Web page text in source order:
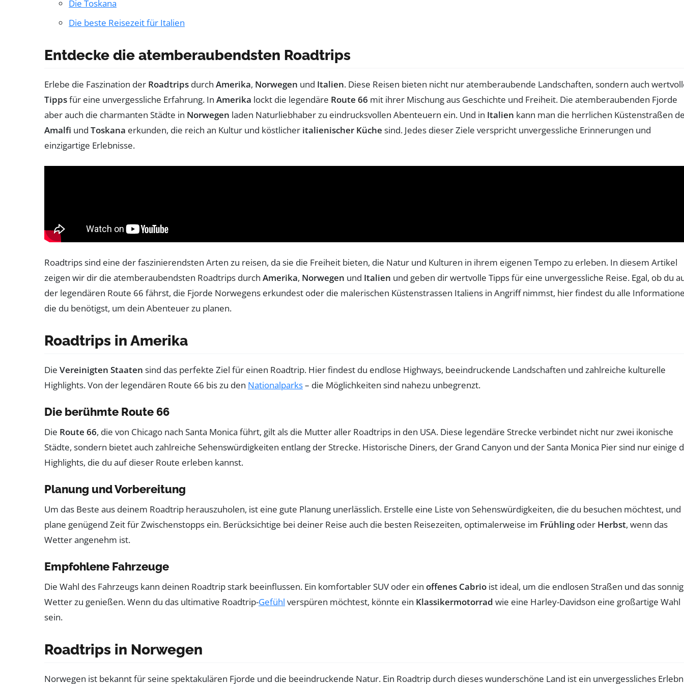
Die Toskana
Die beste Reisezeit für Italien
Entdecke die atemberaubendsten Roadtrips
Erlebe die Faszination der Roadtrips durch Amerika, Norwegen und Italien. Diese Reisen bieten nicht nur atemberaubende Landschaften, sondern auch
Tippsfür eine unvergessliche Erfahrung. In Amerika lockt die legendäre Route 66 mit ihrer Mischung aus Geschichte und Freiheit. Die atemberaubenden Fjorde
aber auch die charmanten Städte in Norwegen laden Naturliebhaber zu eindrucksvollen Abenteuern ein. Und in Italien kann man die herrlichen Küstenstraßen
Amalfi und Toskana erkunden, die reich an Kultur und köstlicher italienischer Küche sind. Jedes dieser Ziele verspricht unvergessliche Erinnerungen und
einzigartige Erlebnisse.
Roadtrips sind eine der faszinierendsten Arten zu reisen, da sie die Freiheit bieten, die Natur und Kulturen in ihrem eigenen Tempo zu erleben. In diesem Artikel
zeigen wir dir die atemberaubendsten Roadtrips durch Amerika, Norwegen und Italien und geben dir wertvolle Tipps für eine unvergessliche Reise. Egal, ob du
der legendären Route 66 fährst, die Fjorde Norwegens erkundest oder die malerischen Küstenstrassen Italiens in Angriff nimmst, hier findest du alle
die du benötigst, um dein Abenteuer zu planen.
Roadtrips in Amerika
Die Vereinigten Staaten sind das perfekte Ziel für einen Roadtrip. Hier findest du endlose Highways, beeindruckende Landschaften und zahlreiche kulturelle
Highlights. Von der legendären Route 66 bis zu den Nationalparks– die Möglichkeiten sind nahezu unbegrenzt.
Die berühmte Route 66
Die Route 66, die von Chicago nach Santa Monica führt, gilt als die Mutter aller Roadtrips in den USA. Diese legendäre Strecke verbindet nicht nur zwei ikonische
Städte, sondern bietet auch zahlreiche Sehenswürdigkeiten entlang der Strecke. Historische Diners, der Grand Canyon und der Santa Monica Pier sind nur einige
Highlights, die du auf dieser Route erleben kannst.
Planung und Vorbereitung
Um das Beste aus deinem Roadtrip herauszuholen, ist eine gute Planung unerlässlich. Erstelle eine Liste von Sehenswürdigkeiten, die du besuchen möchtest, und
plane genügend Zeit für Zwischenstopps ein. Berücksichtige bei deiner Reise auch die besten Reisezeiten, optimalerweise im Frühlingoder Herbst, wenn das
Wetter angenehm ist.
Empfohlene Fahrzeuge
Die Wahl des Fahrzeugs kann deinen Roadtrip stark beeinflussen. Ein komfortabler SUV oder ein offenes Cabrio ist ideal, um die endlosen Straßen und das
Wetter zu genießen. Wenn du das ultimative Roadtrip-Gefühl verspüren möchtest, könnte ein Klassikermotorrad wie eine Harley-Davidson eine großartige Wahl
sein.
Roadtrips in Norwegen
Norwegen ist bekannt für seine spektakulären Fjorde und die beeindruckende Natur. Ein Roadtrip durch dieses wunderschöne Land ist ein unvergessliches